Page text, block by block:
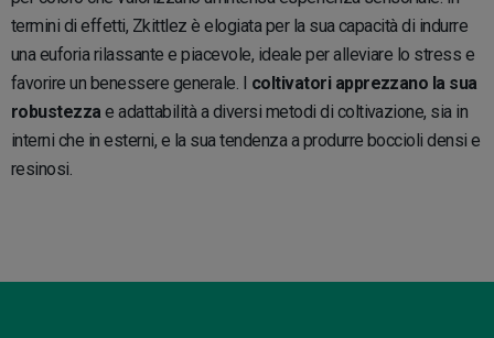
termini di effetti, Zkittlez è elogiata per la sua capacità di indurre
una euforia rilassante e piacevole, ideale per alleviare lo stress e
favorire un benessere generale. I coltivatori apprezzano la sua
robustezza e adattabilità a diversi metodi di coltivazione, sia in
interni che in esterni, e la sua tendenza a produrre boccioli densi e
resinosi.